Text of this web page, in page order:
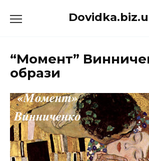
до
“Момент”
образи